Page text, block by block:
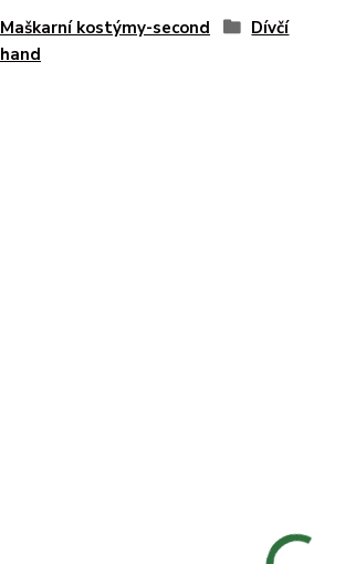
Maškarní kostýmy-second
hand
Dívčí